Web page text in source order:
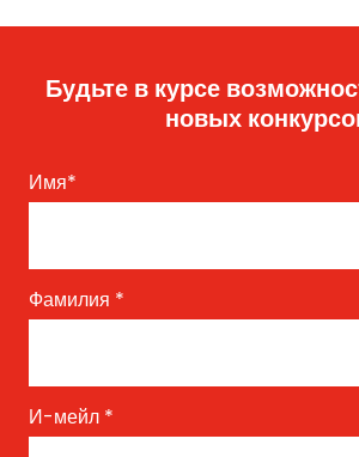
Будьте в курсе
новых
Имя*
Фамилия *
И-мейл *